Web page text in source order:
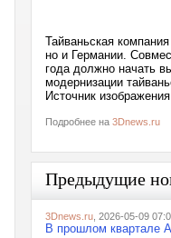
Тайваньская
но и Германии.
года должно начать
модернизации
Источник
Подробнее на 3Dnews.ru
Предыдущие
3Dnews.ru , 2026-05-09
В прошлом квартале